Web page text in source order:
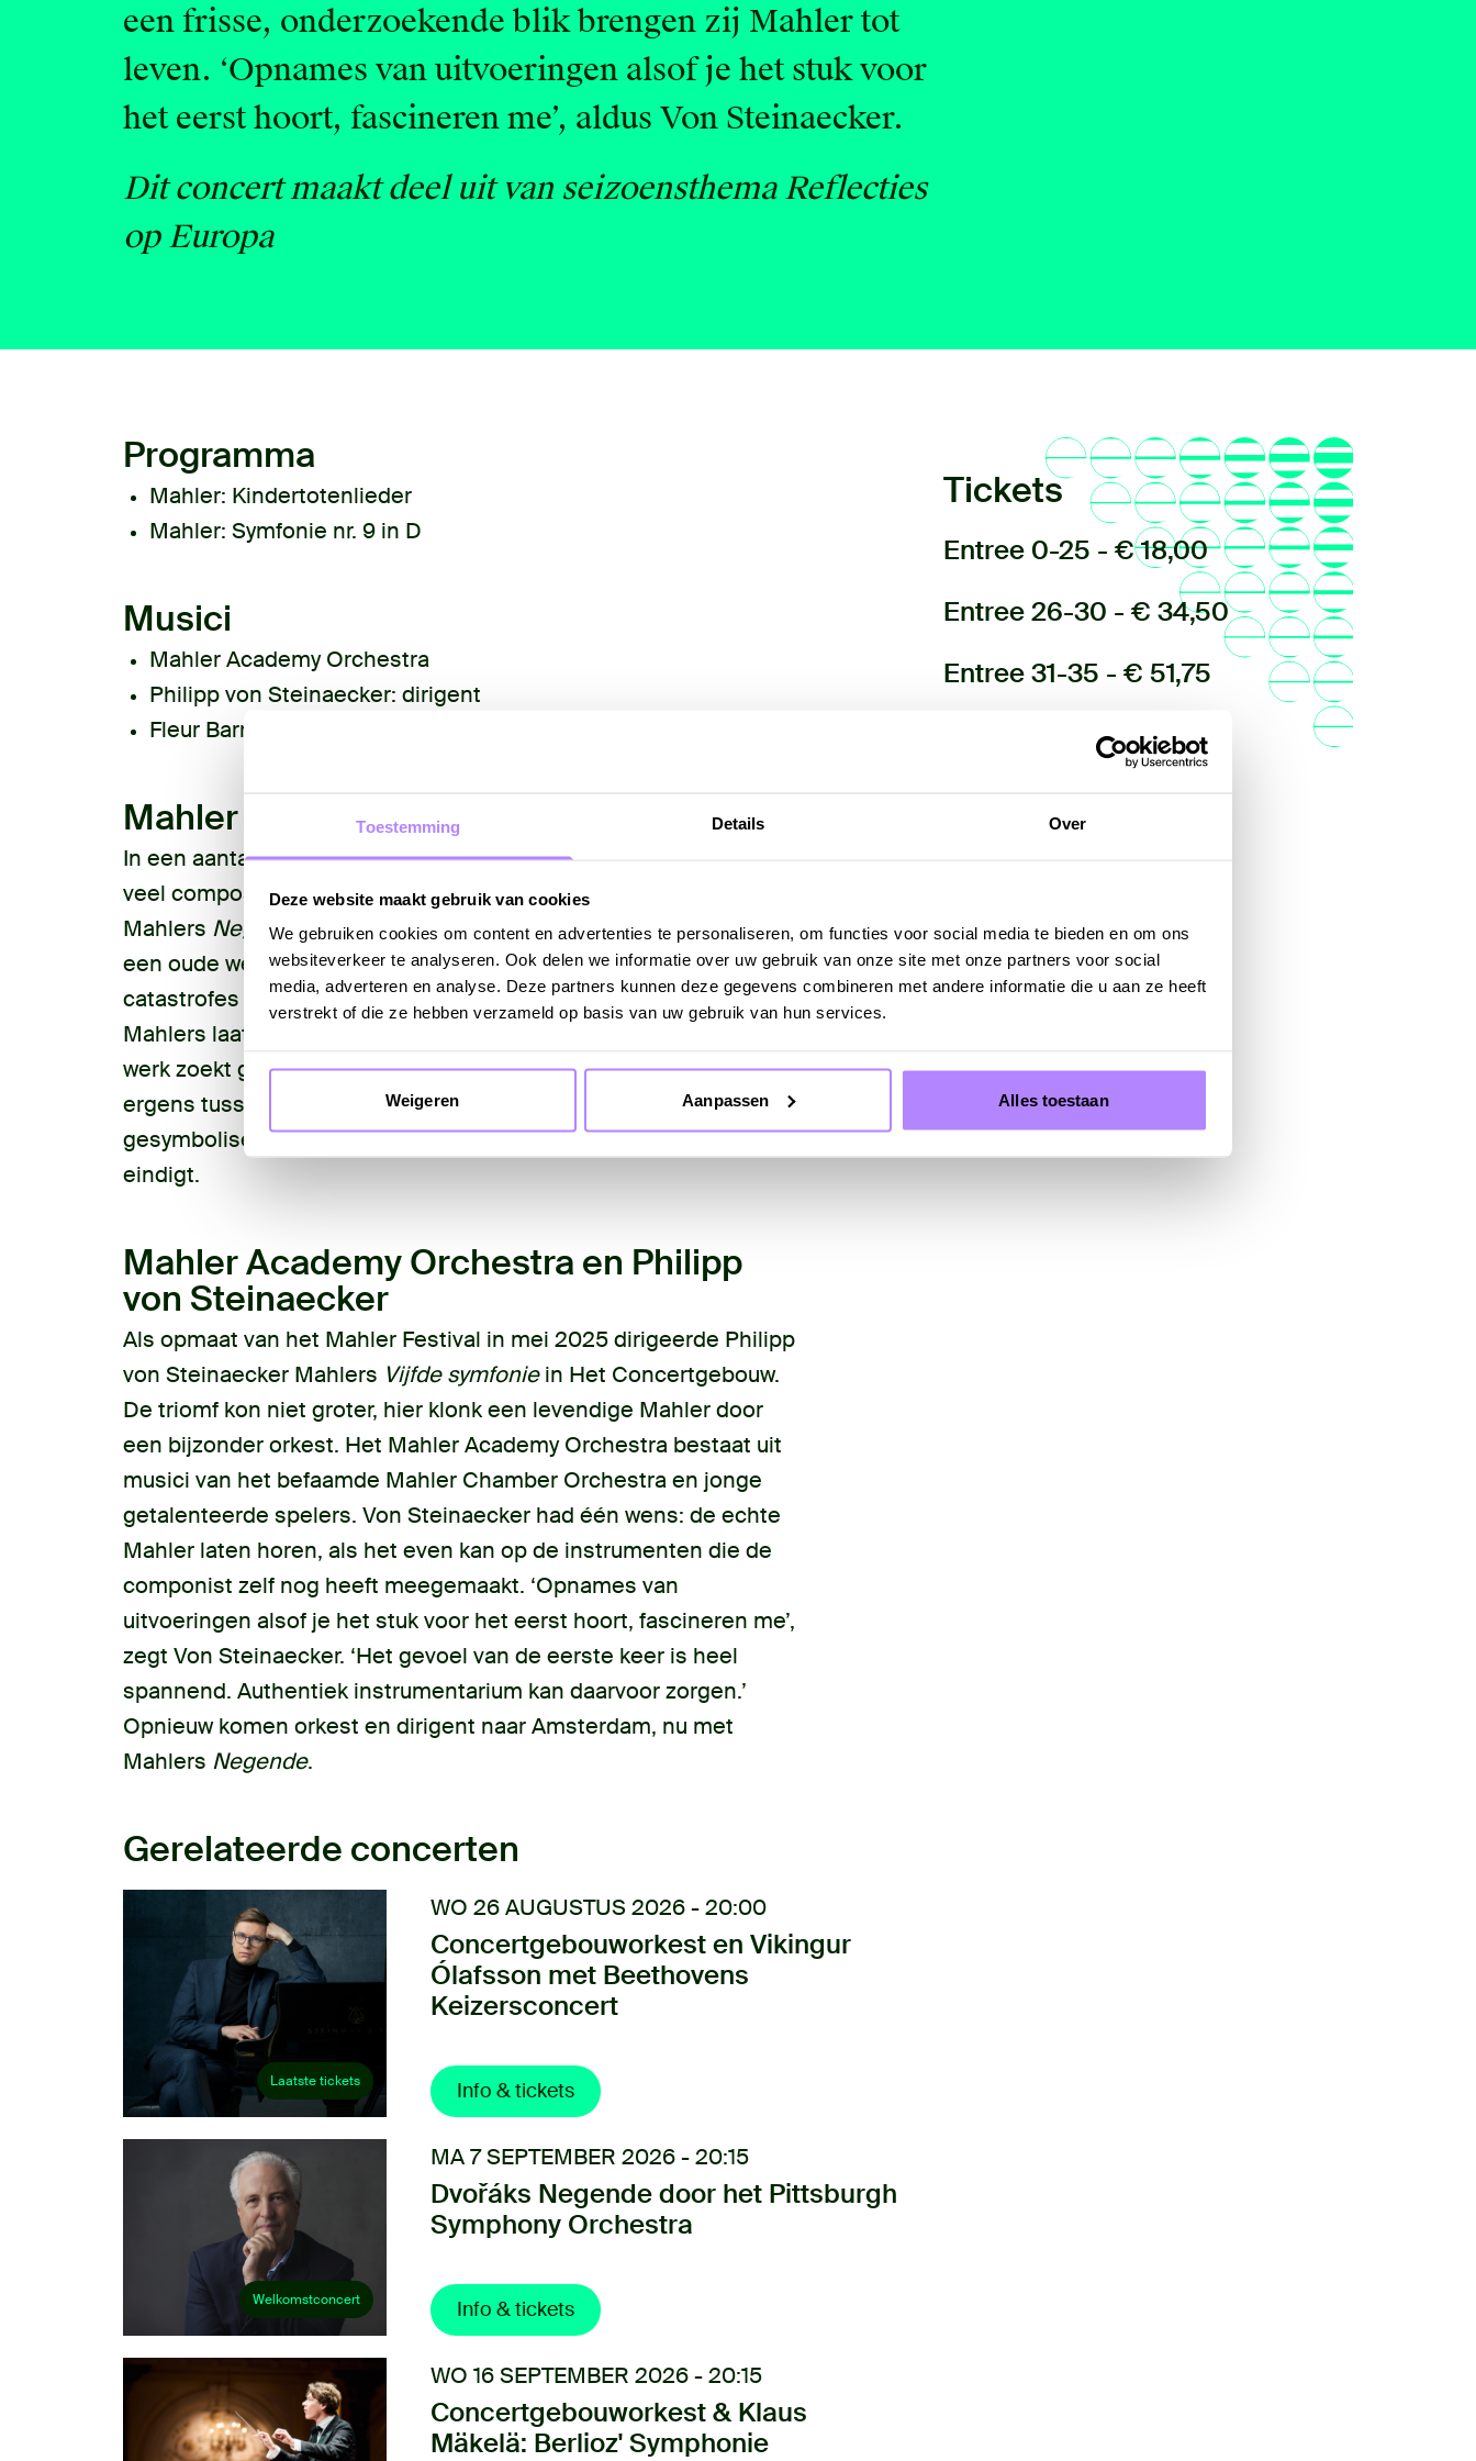
Toestemming Details Over
Deze website maakt gebruik van cookies
We gebruiken cookies om content en advertenties te personaliseren, om functies voor social media te bieden en om ons
websiteverkeer te analyseren. Ook delen we informatie over uw gebruik van onze site met onze partners voor social
media, adverteren en analyse. Deze partners kunnen deze gegevens combineren met andere informatie die u aan ze heeft
verstrekt of die ze hebben verzameld op basis van uw gebruik van hun services.
Weigeren Aanpassen Alles toestaan
een frisse, onderzoekende blik brengen zij Mahler tot
leven. ‘Opnames van uitvoeringen alsof je het stuk voor
het eerst hoort, fascineren me’, aldus Von Steinaecker.
Dit concert maakt deel uit van seizoensthemaReflecties
op Europa
Programma
Mahler: Kindertotenlieder
Mahler: Symfonie nr. 9 in D
Musici
Mahler Academy Orchestra
Philipp von Steinaecker: dirigent
Fleur Barron
Mahler 9
In een aantal concerten focussen we dit seizoen op Europa. In
veel composities klinkt de Europese geschiedenis door, zo ook in
Mahlers Negende symfonie. Dit werk klinkt als een afscheid van
een oude wereld, geschreven aan de vooravond van de grote
catastrofes van de twintigste eeuw. Binnen zijn oeuvre neemt
Mahlers laatste voltooide symfonie een bijzondere plaats in. Het
werk zoekt geen beheersing, geen verlossing, maar aanvaarding,
ergens tussen het leven en het afscheid in. Dit gevoel wordt
gesymboliseerd door de unieke verstilling waarmee de symfonie
eindigt.
Mahler Academy Orchestra en Philipp
von Steinaecker
Als opmaat van het Mahler Festival in mei 2025 dirigeerde Philipp
von Steinaecker Mahlers Vijfde symfoniein Het Concertgebouw.
De triomf kon niet groter, hier klonk een levendige Mahler door
een bijzonder orkest. Het Mahler Academy Orchestra bestaat uit
musici van het befaamde Mahler Chamber Orchestra en jonge
getalenteerde spelers. Von Steinaecker had één wens: de echte
Mahler laten horen, als het even kan op de instrumenten die de
componist zelf nog heeft meegemaakt. ‘Opnames van
uitvoeringen alsof je het stuk voor het eerst hoort, fascineren me’,
zegt Von Steinaecker. ‘Het gevoel van de eerste keer is heel
spannend. Authentiek instrumentarium kan daarvoor zorgen.’
Opnieuw komen orkest en dirigent naar Amsterdam, nu met
Mahlers Negende.
Tickets
Entree 0-25 - € 18,00
Entree 26-30 - € 34,50
Entree 31-35 - € 51,75
Standaard - € 95,00
Gerelateerde concerten
Laatste tickets
WO 26 AUGUSTUS 2026 - 20:00
Concertgebouworkest en Vikingur
Ólafsson met Beethovens
Keizersconcert
Info & tickets
Welkomstconcert
MA 7 SEPTEMBER 2026 - 20:15
Dvořáks Negende door het Pittsburgh
Symphony Orchestra
Info & tickets
WO 16 SEPTEMBER 2026 - 20:15
Concertgebouworkest & Klaus
Mäkelä: Berlioz' Symphonie